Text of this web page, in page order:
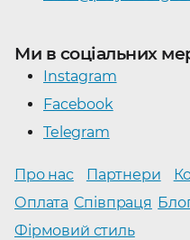
Ми в соціальних
Instagram
Facebook
Telegram
Про нас Партнери
Оплата Співпраця
Фірмовий стиль